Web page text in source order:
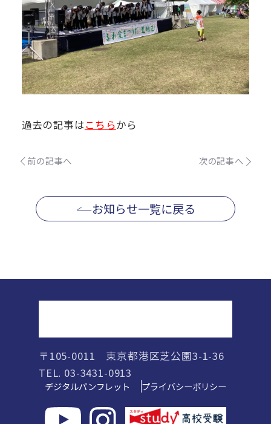
過去の記事はこちらから
前の記事へ 次の記事へ
お知らせ一覧に戻る
〒105-0011 東京都港区芝公園3-1-36
TEL. 03-3431-0913
デジタルパンフレット プライバシーポリシー